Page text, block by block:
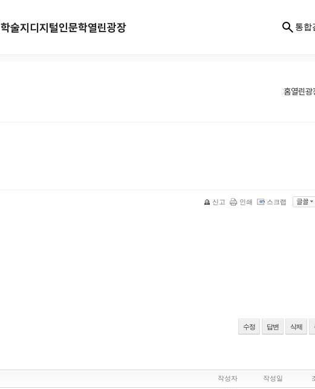
학술지디지털인문학열린광장 통합
홈열린광
신고 인쇄 스크랩
수정 답변 삭제
작성자 작성일